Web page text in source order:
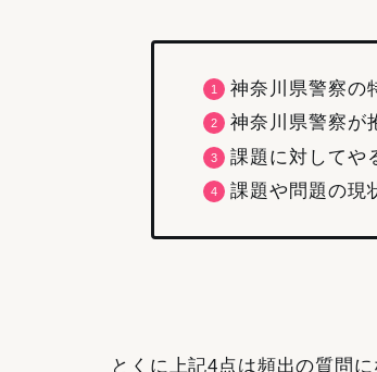
神奈川県警察の
神奈川県警察が
課題に対してや
課題や問題の現
とくに上記4点は頻出の質問に